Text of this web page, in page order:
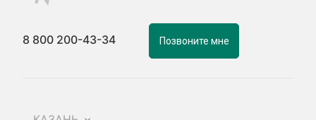
8 800 200-43-34 Позвоните мне